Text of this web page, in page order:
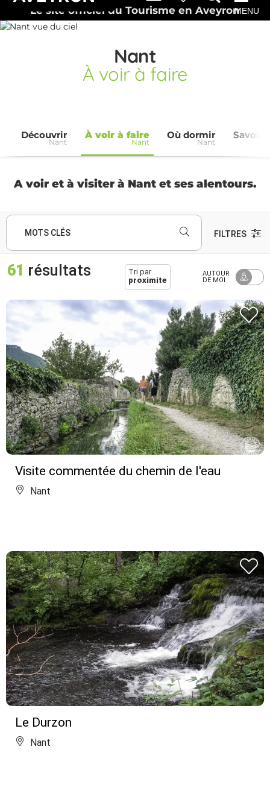
Le site officiel du Tourisme en AveyronMENU
Nant
À voir à faire
Découvrir
Nant
À voir à faire
Nant
Où dormir
Nant
A voir et à visiter à Nant et ses alentours.
MOTS CLÉS FILTRES
61 résultats
Tri par
proximite
AUTOUR
DE MOI
Visite commentée du chemin de l'eau
Nant
Le Durzon
Nant